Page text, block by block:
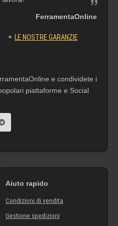
FerramentaOnline
LE NOSTRE GARANZIE
e condividete i
piattaforme e Social
Aiuto rapido
Condizioni di vendita
Gestione spedizioni